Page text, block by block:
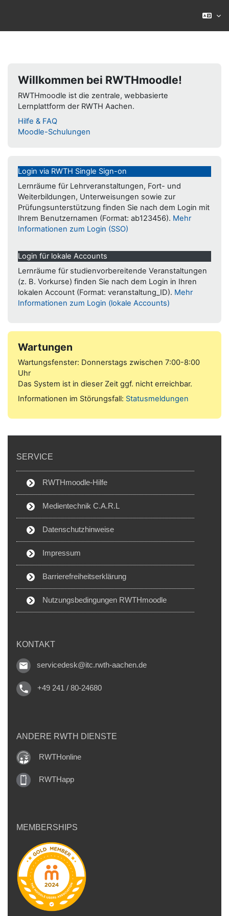
Willkommen bei RWTHmoodle!
RWTHmoodle ist die zentrale, webbasierte
Lernplattform der RWTH Aachen.
Hilfe & FAQ
Moodle-Schulungen
Login via RWTH Single Sign-on
Lernräume für Lehrveranstaltungen, Fort- und
Weiterbildungen, Unterweisungen sowie zur
Prüfungsunterstützung finden Sie nach dem Login mit
Ihrem Benutzernamen (Format: ab123456). Mehr
Informationen zum Login (SSO)
Login für lokale Accounts
Lernräume für studienvorbereitende Veranstaltungen
(z. B. Vorkurse) finden Sie nach dem Login in Ihren
lokalen Account (Format: veranstaltung_ID). Mehr
Informationen zum Login (lokale Accounts)
Wartungen
Wartungsfenster: Donnerstags zwischen 7:00-8:00
Uhr
Das System ist in dieser Zeit ggf. nicht erreichbar.
Informationen im Störungsfall: Statusmeldungen
SERVICE
RWTHmoodle-Hilfe
Medientechnik C.A.R.L
Datenschutzhinweise
Impressum
Barrierefreiheitserklärung
Nutzungsbedingungen RWTHmoodle
KONTAKT
servicedesk@itc.rwth-aachen.de
+49 241 / 80-24680
ANDERE RWTH DIENSTE
RWTHonline
RWTHapp
MEMBERSHIPS